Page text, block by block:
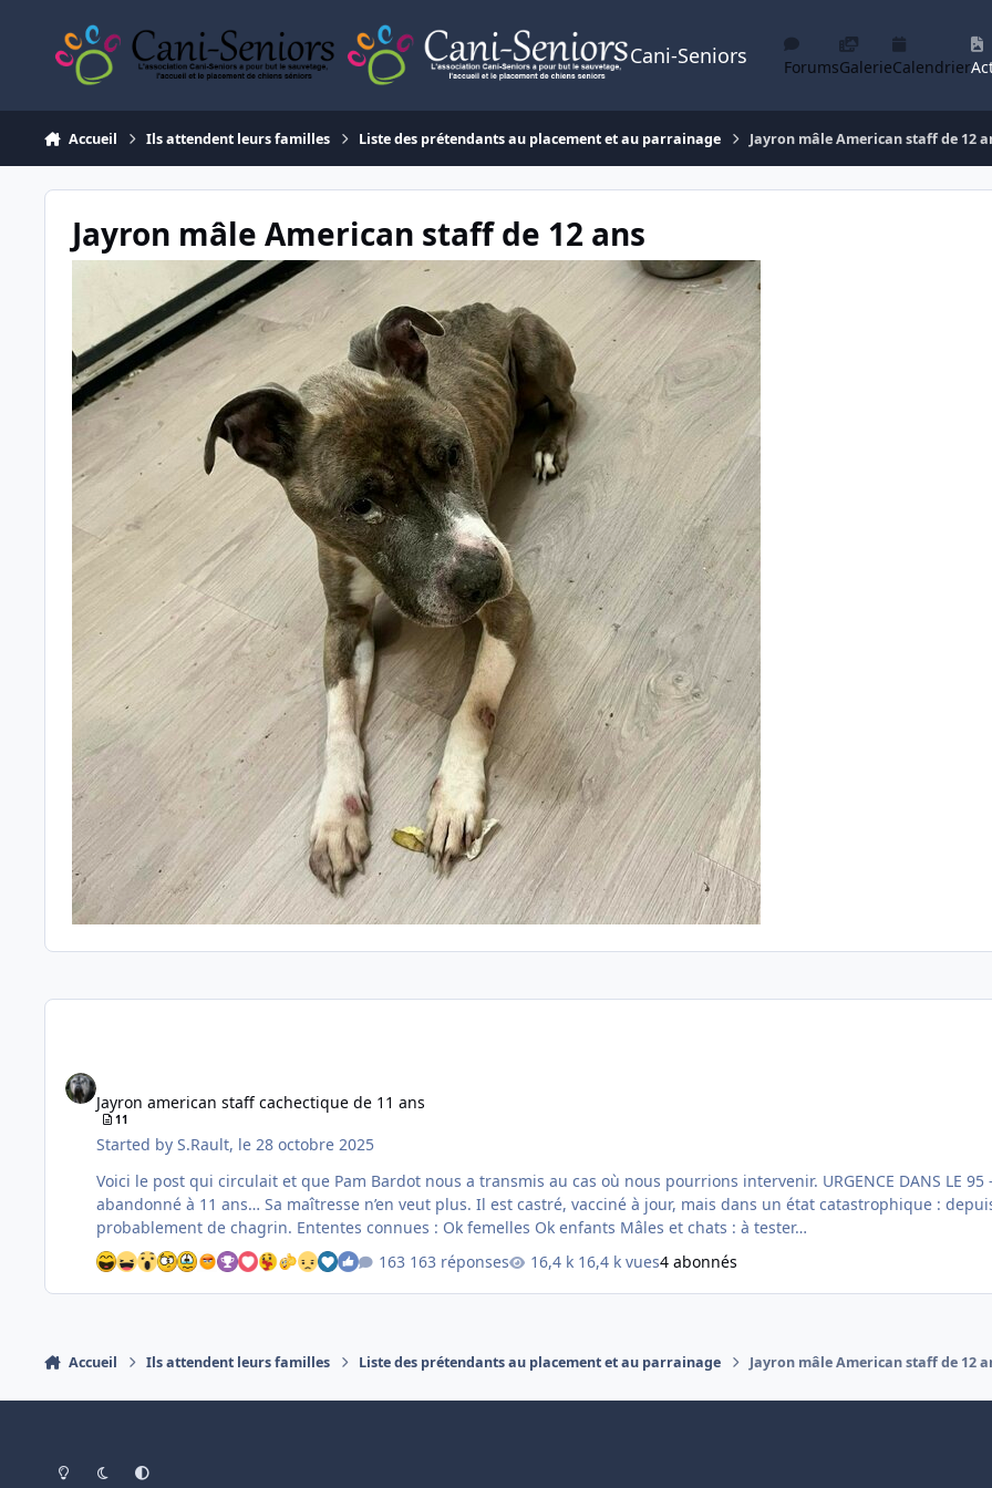
Cani-Seniors ForumsGalerieCalendrier
Accueil Ils attendent leurs familles Liste des prétendants au placement et au parrainage Jayron mâle American staff de 12
Jayron mâle American staff de 12 ans
Jayron american staff cachectique de 11 ans
11
Started byS.Rault, le 28 octobre 2025
Voici le post qui circulait et que Pam Bardot nous a transmis au cas où nous pourrions intervenir. URGENCE DANS LE 95 – BULLY DE 11 ANS EN DÉTRESSE Ce pauvre loulou va être
abandonné à 11 ans… Sa maîtresse n’en veut plus. Il est castré, vacciné à jour, mais dans un état catastrophique : depuis le déménagement, il refuse de s’alimenter selon elle
probablement de chagrin. Ententes connues : Ok femelles Ok enfants Mâles et chats : à tester…
163 réponses
16,4 k vues4 abonnés
Accueil Ils attendent leurs familles Liste des prétendants au placement et au parrainage Jayron mâle American staff de 12
Light ModeDark ModeSystem Preference